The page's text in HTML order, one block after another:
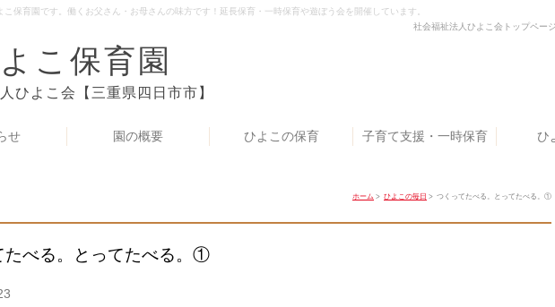
こ保育園です。働くお父さん・お母さんの味方です！延長保育・一時保育や遊ぼう会を開催しています。
社会福祉法人ひよこ会トップペー
こ保育園
ひよこ会【三重県四日市市】
せ 園の概要 ひよこの保育 子育て支援・一時保育 ひ
ホーム > ひよこの毎日 > つくってたべる。とってたべる。①
たべる。とってたべる。①